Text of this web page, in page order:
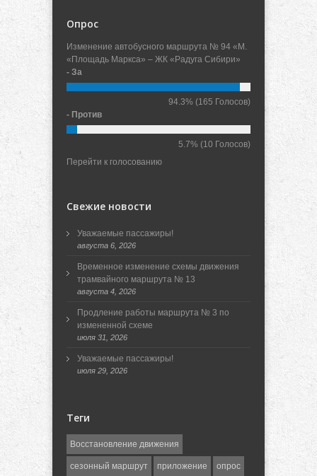
Опрос
Изменение автобусного маршрута № 94 «М.
«Площадь Маркса» – ЖК «Радуга Сибири»
- За
94.3% (165 Голосов)
- Против
5.7% (10 Голосов)
Перейти к голосованию
Свежие новости
Уважаемые пассажиры!
августа 6, 2026
Временное изменение схемы движения
трамвайного маршрута № 13
августа 4, 2026
Продление работы маршрута № 3 по
измененной схеме
июля 31, 2026
Уважаемые пассажиры!
июля 29, 2026
Теги
Восстановление движения
сезонный маршрут приложение опрос